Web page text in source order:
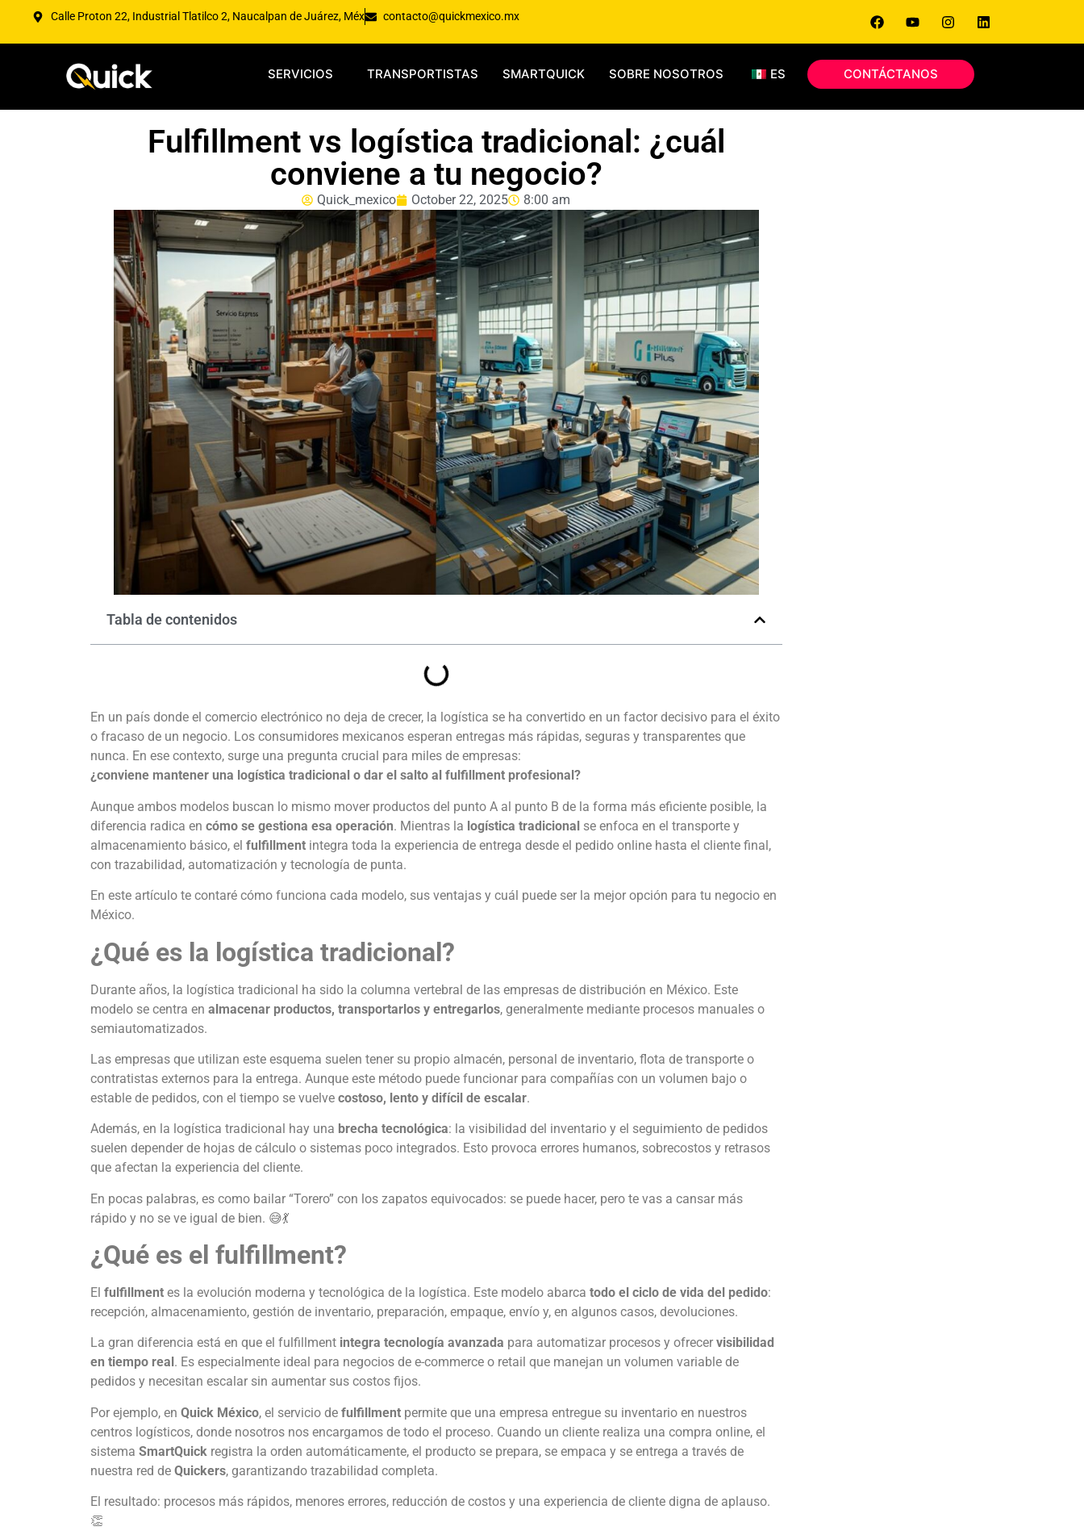
Calle Proton 22, Industrial Tlatilco 2, Naucalpan de Juárez, Méx contacto@quickmexico.mx
SERVICIOS TRANSPORTISTAS SMARTQUICK SOBRE NOSOTROS ES CONTÁCTANOS
Fulfillment vs logística tradicional: ¿cuál
conviene a tu negocio?
Quick_mexico October 22, 2025 8:00 am
Tabla de contenidos
En un país donde el comercio electrónico no deja de crecer, la logística se ha convertido en un factor decisivo para el éxito
o fracaso de un negocio. Los consumidores mexicanos esperan entregas más rápidas, seguras y transparentes que
nunca. En ese contexto, surge una pregunta crucial para miles de empresas:
¿conviene mantener una logística tradicional o dar el salto al fulfillment profesional?
Aunque ambos modelos buscan lo mismo mover productos del punto A al punto B de la forma más eficiente posible, la
diferencia radica en cómo se gestiona esa operación. Mientras la logística tradicional se enfoca en el transporte y
almacenamiento básico, el fulfillment integra toda la experiencia de entrega desde el pedido online hasta el cliente final,
con trazabilidad, automatización y tecnología de punta.
En este artículo te contaré cómo funciona cada modelo, sus ventajas y cuál puede ser la mejor opción para tu negocio en
México.
¿Qué es la logística tradicional?
Durante años, la logística tradicional ha sido la columna vertebral de las empresas de distribución en México. Este
modelo se centra en almacenar productos, transportarlos y entregarlos, generalmente mediante procesos manuales o
semiautomatizados.
Las empresas que utilizan este esquema suelen tener su propio almacén, personal de inventario, flota de transporte o
contratistas externos para la entrega. Aunque este método puede funcionar para compañías con un volumen bajo o
estable de pedidos, con el tiempo se vuelve costoso, lento y difícil de escalar.
Además, en la logística tradicional hay una brecha tecnológica: la visibilidad del inventario y el seguimiento de pedidos
suelen depender de hojas de cálculo o sistemas poco integrados. Esto provoca errores humanos, sobrecostos y retrasos
que afectan la experiencia del cliente.
En pocas palabras, es como bailar “Torero” con los zapatos equivocados: se puede hacer, pero te vas a cansar más
rápido y no se ve igual de bien. 😅💃
¿Qué es el fulfillment?
El fulfillment es la evolución moderna y tecnológica de la logística. Este modelo abarca todo el ciclo de vida del pedido:
recepción, almacenamiento, gestión de inventario, preparación, empaque, envío y, en algunos casos, devoluciones.
La gran diferencia está en que el fulfillment integra tecnología avanzada para automatizar procesos y ofrecer visibilidad
en tiempo real . Es especialmente ideal para negocios de e-commerce o retail que manejan un volumen variable de
pedidos y necesitan escalar sin aumentar sus costos fijos.
Por ejemplo, en Quick México, el servicio de fulfillment permite que una empresa entregue su inventario en nuestros
centros logísticos, donde nosotros nos encargamos de todo el proceso. Cuando un cliente realiza una compra online, el
sistema SmartQuick registra la orden automáticamente, el producto se prepara, se empaca y se entrega a través de
nuestra red de Quickers, garantizando trazabilidad completa.
El resultado: procesos más rápidos, menores errores, reducción de costos y una experiencia de cliente digna de aplauso.
👏